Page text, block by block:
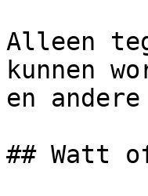
Alleen
kunnen
en
## Watt